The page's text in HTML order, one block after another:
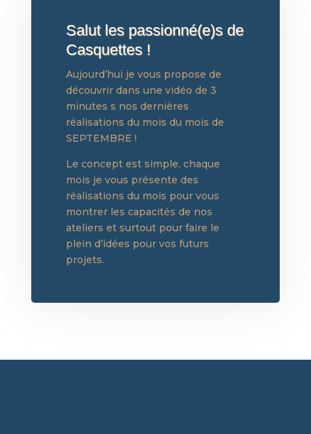
Salut les passionné(e)s de
Casquettes !
Aujourd’hui je vous propose de
découvrir dans une vidéo de 3
minutes s nos dernières
réalisations du mois du mois de
SEPTEMBRE !
Le concept est simple, chaque
mois je vous présente des
réalisations du mois pour vous
montrer les capacités de nos
ateliers et surtout pour faire le
plein d’idées pour vos futurs
projets.